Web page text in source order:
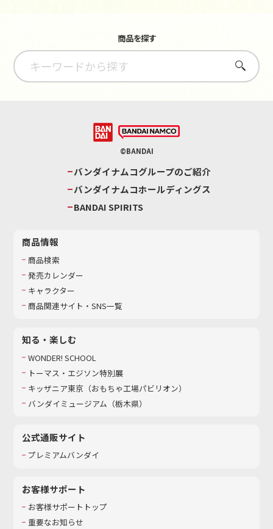
商品を探す
さがす
©BANDAI
バンダイナムコグループのご紹介
バンダイナムコホールディングス
BANDAI SPIRITS
商品情報
商品検索
発売カレンダー
キャラクター
商品関連サイト・SNS一覧
知る・楽しむ
WONDER! SCHOOL
トーマス・エジソン特別展
キッザニア東京（おもちゃ工場パビリオン）​
バンダイミュージアム（栃木県）
公式通販サイト
プレミアムバンダイ
お客様サポート
お客様サポートトップ
重要なお知らせ